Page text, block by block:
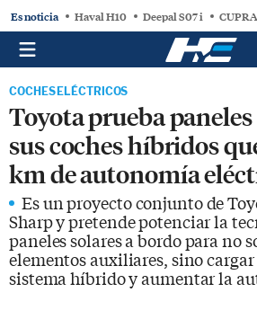
Es noticia Haval H10 Deepal S07 i
COCHES ELÉCTRICOS
Toyota prueba paneles
sus coches híbridos
km de autonomía
Es un proyecto conjunto de
Sharp y pretende potenciar la
paneles solares a bordo para no
elementos auxiliares, sino
sistema híbrido y aumentar la